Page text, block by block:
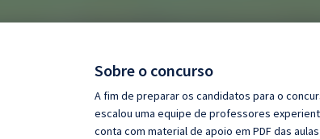
Sobre o concurso
A fim de preparar os candidatos para o
escalou uma equipe de professores
conta com material de apoio em PDF das